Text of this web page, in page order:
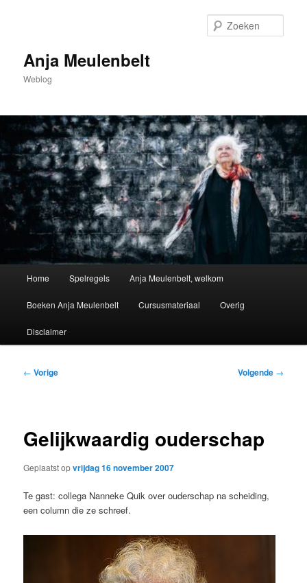
inhoudAnja Meulenbelt
Weblog
Home Spelregels Anja Meulenbelt, welkom
Boeken Anja Meulenbelt Cursusmateriaal Overig
Disclaimer
Bericht
← Vorige Volgende →
Gelijkwaardig ouderschap
Geplaatst opvrijdag 16 november 2007
Te gast: collega Nanneke Quik over ouderschap na scheiding,
een column die ze schreef.